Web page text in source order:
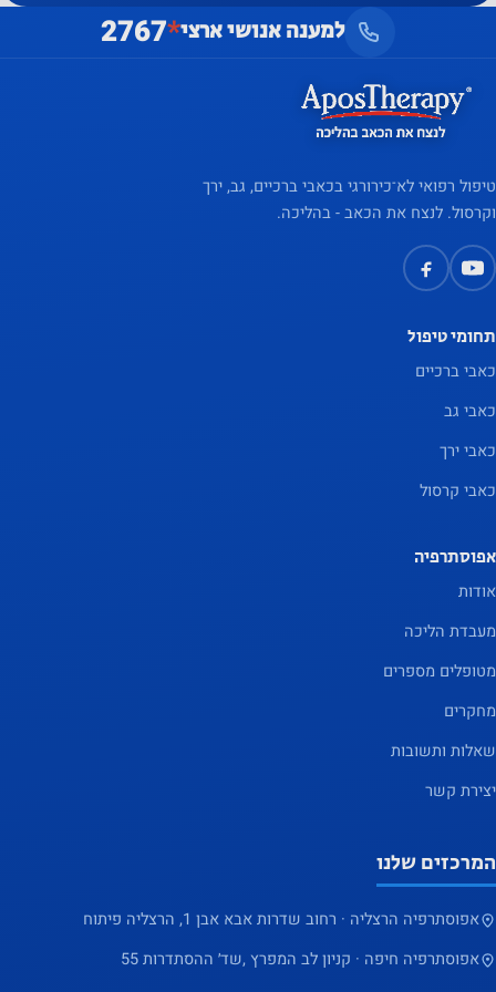
למענה אנושי ארצי*
2767
טיפול רפואי לא־כירורגי בכאבי ברכיים, גב, ירך
וקרסול. לנצח את הכאב - בהליכה.
תחומי טיפול
כאבי ברכיים
כאבי גב
כאבי ירך
כאבי קרסול
אפוסתרפיה
אודות
מעבדת הליכה
מטופלים מספרים
מחקרים
שאלות ותשובות
יצירת קשר
המרכזים שלנו
אפוסתרפיה הרצליה · רחוב שדרות אבא אבן 1, הרצליה פיתוח
אפוסתרפיה חיפה · קניון לב המפרץ ,שד׳ ההסתדרות 55
מגדיל את
הסיכוי
אישית